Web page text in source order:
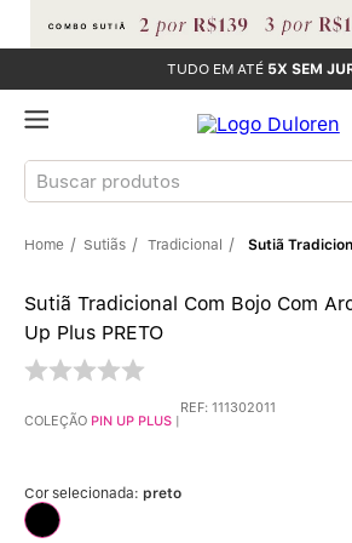
TUDO EM ATÉ 5X SEM
Buscar produtos
Sutiãs Tradicional
Sutiã Tradicional Com Bojo Com
Up Plus PRETO
COLEÇÃO PIN UP PLUS |
REF: 111302011
Cor selecionada: preto
TERMOS MAIS BUSCADOS
1º Sutiãs
2º Calcinhas
3 º Sutiã Bojo
4º Conjunto